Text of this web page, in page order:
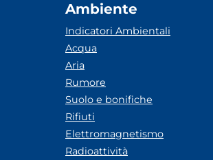
Ambiente
Indicatori Ambientali
Acqua
Aria
Rumore
Suolo e bonifiche
Rifiuti
Elettromagnetismo
Radioattività